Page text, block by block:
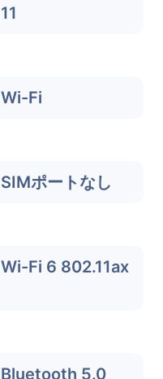
11
Wi-Fi
SIMポートなし
Wi-Fi 6 802.11ax
Bluetooth 5.0